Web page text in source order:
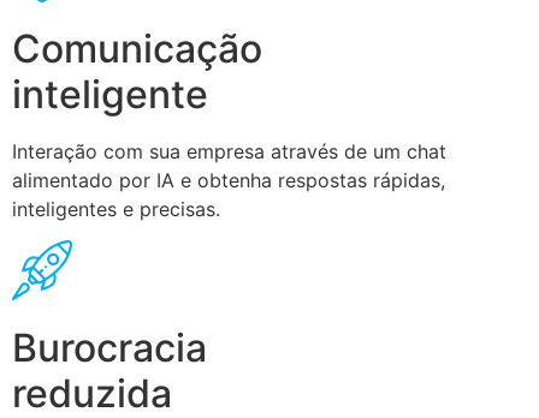
Comunicação
inteligente
Interação com sua empresa através de um chat
alimentado por IA e obtenha respostas rápidas,
inteligentes e precisas.
Burocracia
reduzida